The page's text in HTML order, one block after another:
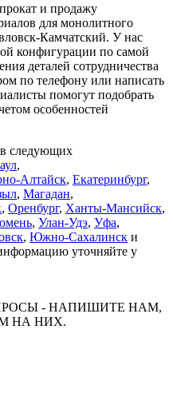
и продажу
для монолитного
Камчатский. У нас
конфигурации по самой
деталей сотрудничества
по телефону или написать
помогут подобрать
особенностей
в следующих
,
Алтайск, Екатеринбург,
, Магадан,
, Оренбург, Ханты-Мансийск,
, Улан-Удэ, Уфа,
, Южно-Сахалинск и
уточняйте у
- НАПИШИТЕ НАМ,
НА НИХ.